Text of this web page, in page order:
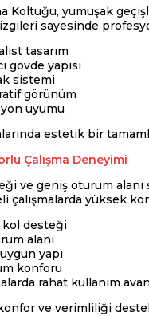
Koltuğu, yumuşak
sayesinde
tasarım
gövde yapısı
sistemi
görünüm
uyumu
estetik bir
Çalışma Deneyimi
ve geniş oturum alanı
çalışmalarda yüksek
kol desteği
alanı
yapı
konforu
rahat kullanım
konfor ve verimliliği